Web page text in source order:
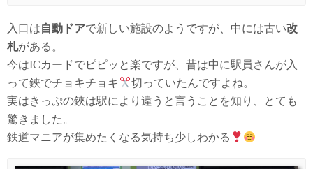
入口は自動ドアで新しい施設のようですが、中には古い改
札がある。
今はICカードでピピッと楽ですが、昔は中に駅員さんが入
って鋏でチョキチョキ
切っていたんですよね。
実はきっぷの鋏は駅により違うと言うことを知り、とても
驚きました。
鉄道マニアが集めたくなる気持ち少しわかる